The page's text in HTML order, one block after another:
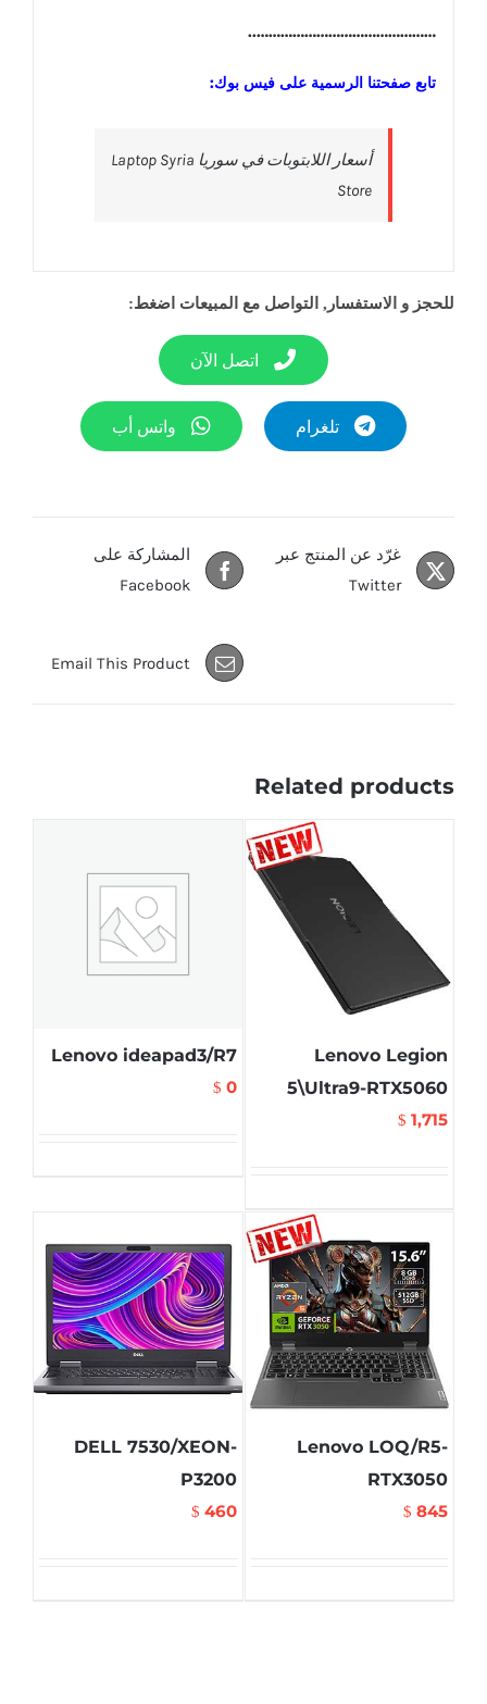
………………………………………..
تابع صفحتنا الرسمية على فيس بوك:
‎أسعار اللابتوبات في سوريا Laptop Syria
Store‎
للحجز و الاستفسار, التواصل مع المبيعات اضغط:
اتصل الآن
تلغرام واتس أب
المشاركة على
Facebook
غرّد عن المنتج عبر
Twitter
Email This Product
Related products
Lenovo Legion
5\Ultra9-RTX5060
$ 1,715
Lenovo ideapad3/R7
$ 0
Lenovo LOQ/R5-
RTX3050
$ 845
DELL 7530/XEON-
P3200
$ 460